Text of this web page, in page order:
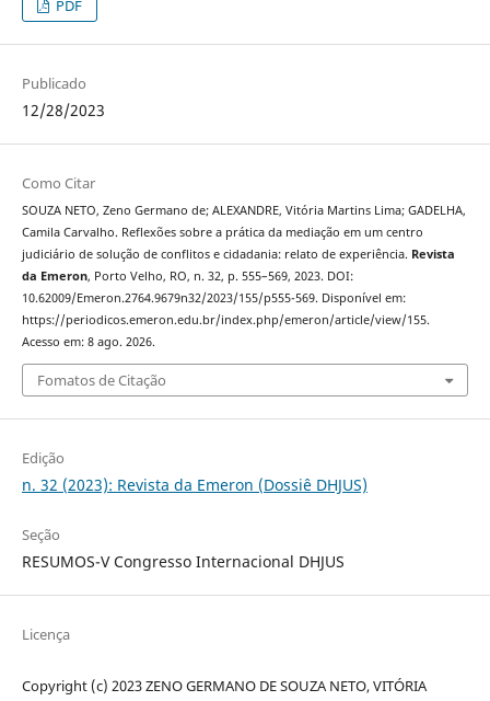
PDF
Publicado
12/28/2023
Como Citar
SOUZA NETO, Zeno Germano de; ALEXANDRE, Vitória Martins Lima; GADELHA,
Camila Carvalho. Reflexões sobre a prática da mediação em um centro
judiciário de solução de conflitos e cidadania: relato de experiência. Revista
da Emeron, Porto Velho, RO, n. 32, p. 555–569, 2023. DOI:
10.62009/Emeron.2764.9679n32/2023/155/p555-569. Disponível em:
https://periodicos.emeron.edu.br/index.php/emeron/article/view/155.
Acesso em: 8 ago. 2026.
Fomatos de Citação
Edição
n. 32 (2023): Revista da Emeron (Dossiê DHJUS)
Seção
RESUMOS-V Congresso Internacional DHJUS
Licença
Copyright (c) 2023 ZENO GERMANO DE SOUZA NETO, VITÓRIA